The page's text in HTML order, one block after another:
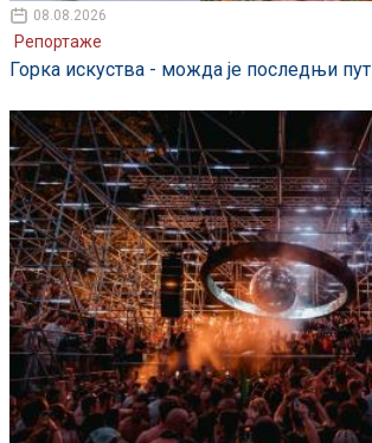
08.08.2026
Репортаже
Горка искуства - можда је последњи пут